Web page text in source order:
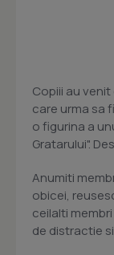
Copiii au
care urma sa
o figurina a
Gratarului".
Anumiti
obicei,
ceilalti
de distractie